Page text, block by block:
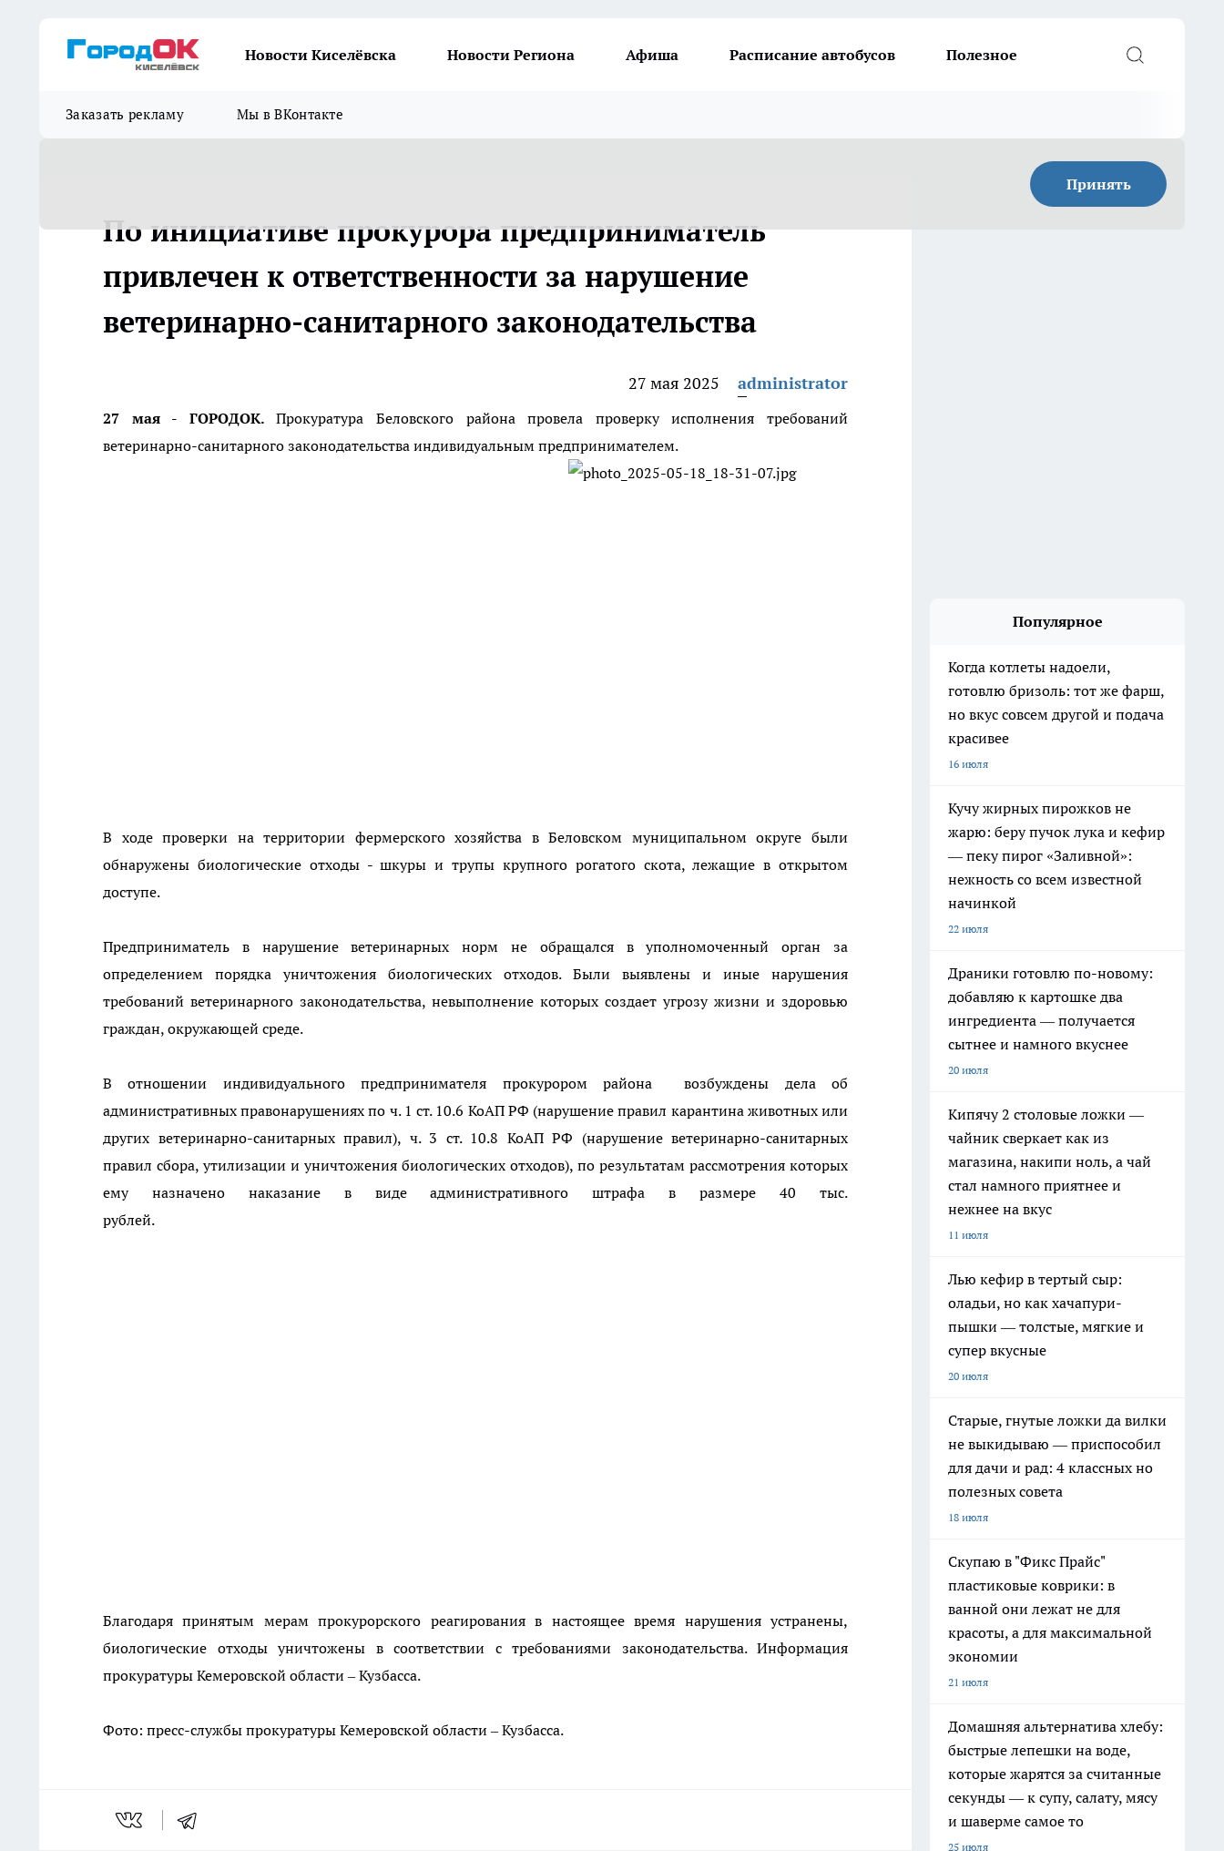
Новости Киселёвска Новости Региона Афиша Расписание автобусов Полезное
Заказать рекламу Мы в ВКонтакте
Принять
По инициативе прокурора предприниматель
привлечен к ответственности за нарушение
ветеринарно-санитарного законодательства
27 мая 2025 administrator
27 мая - ГОРОДОК.Прокуратура Беловского района провела проверку исполнения требований
ветеринарно-санитарного законодательства индивидуальным предпринимателем.
В ходе проверки на территории фермерского хозяйства в Беловском муниципальном округе были
обнаружены биологические отходы - шкуры и трупы крупного рогатого скота, лежащие в открытом
доступе.
Предприниматель в нарушение ветеринарных норм не обращался в уполномоченный орган за
определением порядка уничтожения биологических отходов. Были выявлены и иные нарушения
требований ветеринарного законодательства, невыполнение которых создает угрозу жизни и здоровью
граждан, окружающей среде.
В отношении индивидуального предпринимателя прокурором района возбуждены дела об
административных правонарушениях по ч. 1 ст. 10.6 КоАП РФ (нарушение правил карантина животных или
других ветеринарно-санитарных правил), ч. 3 ст. 10.8 КоАП РФ (нарушение ветеринарно-санитарных
правил сбора, утилизации и уничтожения биологических отходов), по результатам рассмотрения которых
ему назначено наказание в виде административного штрафа в размере 40 тыс.
рублей.
Благодаря принятым мерам прокурорского реагирования в настоящее время нарушения устранены,
биологические отходы уничтожены в соответствии с требованиями законодательства. Информация
прокуратуры Кемеровской области – Кузбасса.
Фото: пресс-службы прокуратуры Кемеровской области – Кузбасса.
Популярное
Когда котлеты надоели,
готовлю бризоль: тот же фарш,
но вкус совсем другой и подача
красивее
16 июля
Кучу жирных пирожков не
жарю: беру пучок лука и кефир
— пеку пирог «Заливной»:
нежность со всем известной
начинкой
22 июля
Драники готовлю по-новому:
добавляю к картошке два
ингредиента — получается
сытнее и намного вкуснее
20 июля
Кипячу 2 столовые ложки —
чайник сверкает как из
магазина, накипи ноль, а чай
стал намного приятнее и
нежнее на вкус
11 июля
Лью кефир в тертый сыр:
оладьи, но как хачапури-
пышки — толстые, мягкие и
супер вкусные
20 июля
Старые, гнутые ложки да вилки
не выкидываю — приспособил
для дачи и рад: 4 классных но
полезных совета
18 июля
Скупаю в "Фикс Прайс"
пластиковые коврики: в
ванной они лежат не для
красоты, а для максимальной
экономии
21 июля
Домашняя альтернатива хлебу:
быстрые лепешки на воде,
которые жарятся за считанные
секунды — к супу, салату, мясу
и шаверме самое то
25 июля